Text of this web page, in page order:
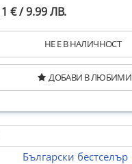
€ / 9.99 ЛВ.
НЕ Е В НАЛИЧНОСТ
ДОБАВИ В ЛЮБИМИ
Български бестселър